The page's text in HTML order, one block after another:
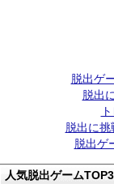
脱出ゲ
脱出
脱出に
脱出ゲ
人気脱出ゲームTOP3